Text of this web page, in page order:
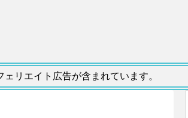
ェリエイト広告が含まれています。